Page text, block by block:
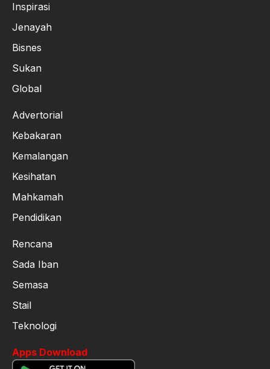
Inspirasi
Jenayah
Bisnes
Sukan
Global
Advertorial
Kebakaran
Kemalangan
Kesihatan
Mahkamah
Pendidikan
Rencana
Sada Iban
Semasa
Stail
Teknologi
Apps Download